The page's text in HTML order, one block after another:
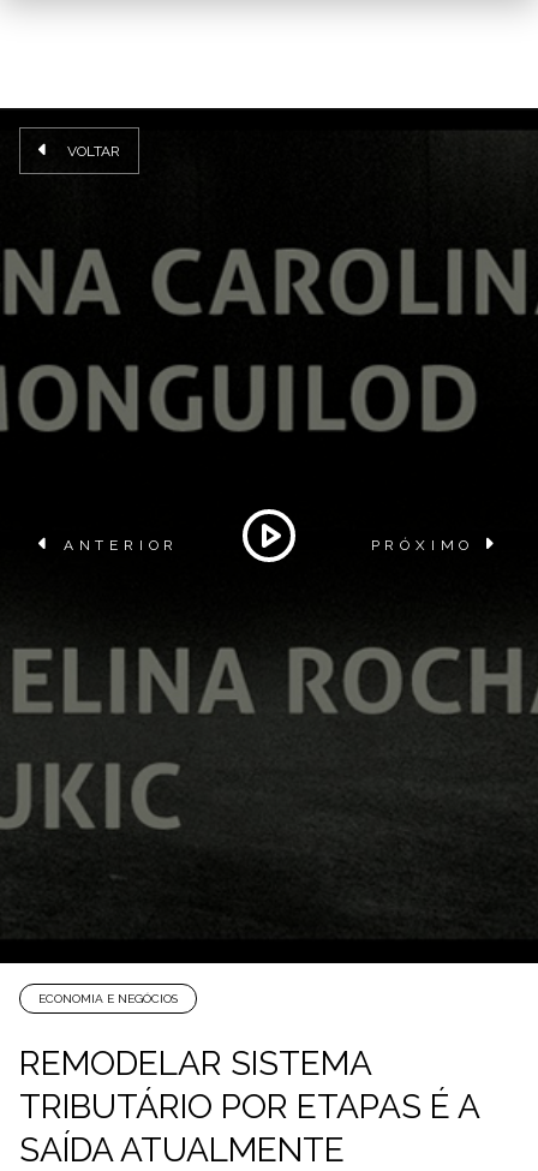
VOLTAR
ANTERIOR PRÓXIMO
ECONOMIA E NEGÓCIOS
REMODELAR SISTEMA
TRIBUTÁRIO POR ETAPAS É A
SAÍDA ATUALMENTE